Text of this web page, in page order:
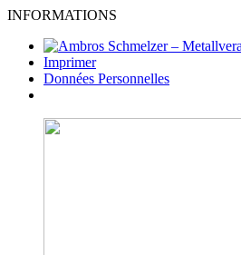
INFORMATIONS
Imprimer
Données Personnelles